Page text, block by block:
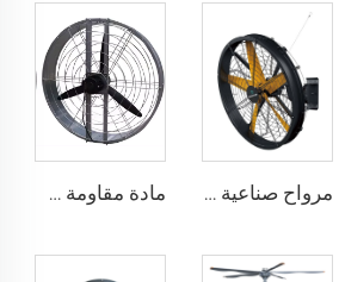
مرواح صناعية مثبتة على الحائط بسرعة عالية جودة عالية مع محرك 220 فولت لمصانع المستشفيات والمطاعم والمزارع والفنادق مادة مقاومة طويلة الأمد بسعر مصنع عالي الجودة 950 مم مروحة تهوية جدارية دائرية لمزرعة الأبقار